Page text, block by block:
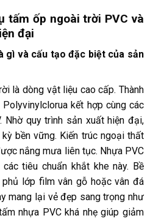
tấm ốp ngoài trời PVC và
đại
gì và cấu tạo đặc biệt của sản
là dòng vật liệu cao cấp. Thành
kết hợp cùng các
Nhờ quy trình sản xuất hiện đại,
bền vững. Kiến trúc ngoại thất
nắng mưa liên tục. Nhựa PVC
tiêu chuẩn khắt khe này. Bề
lớp film vân gỗ hoặc vân đá
mang lại vẻ đẹp sang trọng như
nhựa PVC khá nhẹ giúp giảm